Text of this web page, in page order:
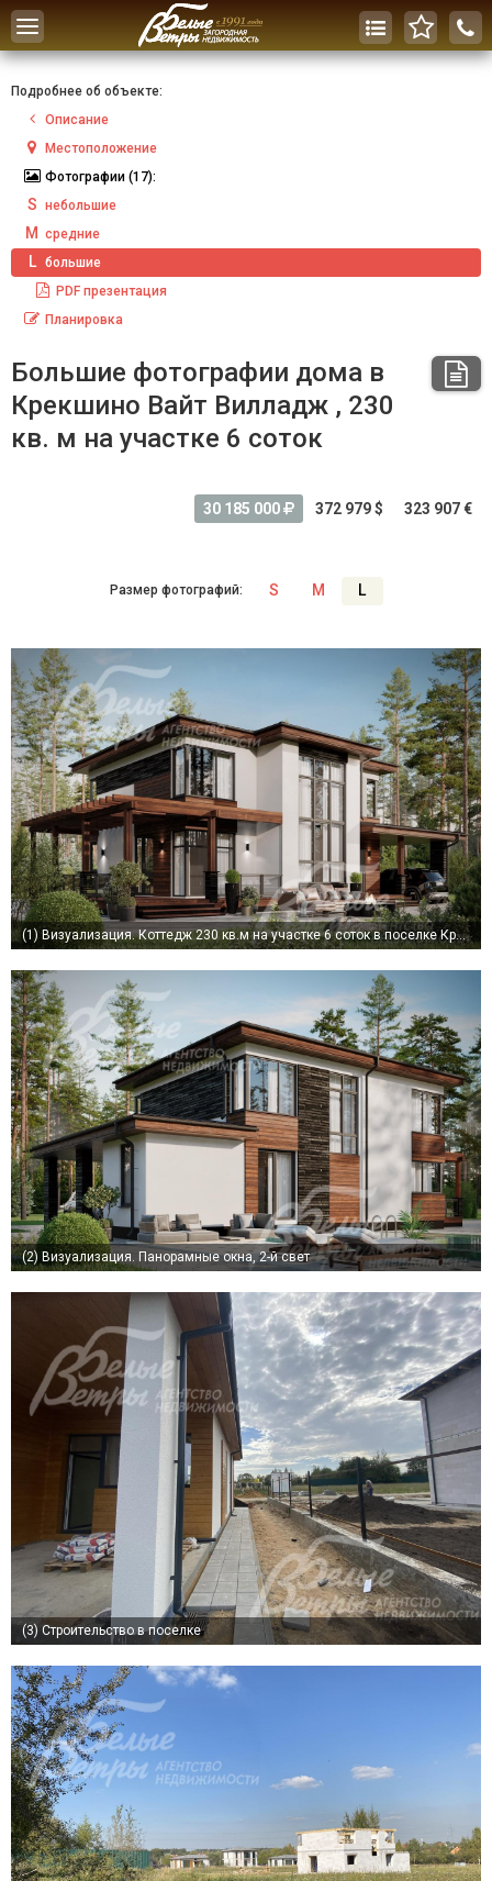
Toggle
navigation
Подробнее об объекте:
Описание
Местоположение
Фотографии (17):
S небольшие
M средние
L
большие
PDF презентация
Планировка
Большие фотографии дома в
Крекшино Вайт Вилладж , 230
кв. м на участке 6 соток
30 185 000 372 979 $ 323 907 €
Размер фотографий: S M L
(1) Визуализация. Коттедж 230 кв.м на участке 6 соток в поселке Крекшино Вайт Вилладж
(2) Визуализация. Панорамные окна, 2-й свет
(3) Строительство в поселке